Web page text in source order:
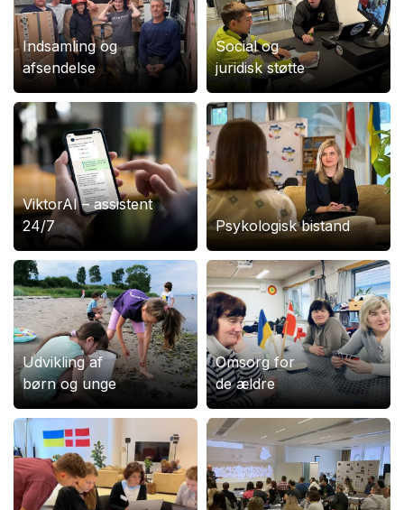
Indsamling og
afsendelse
Social og
juridisk støtte
ViktorAI – assistent
24/7
Psykologisk bistand
Udvikling af
børn og unge
Omsorg for
de ældre